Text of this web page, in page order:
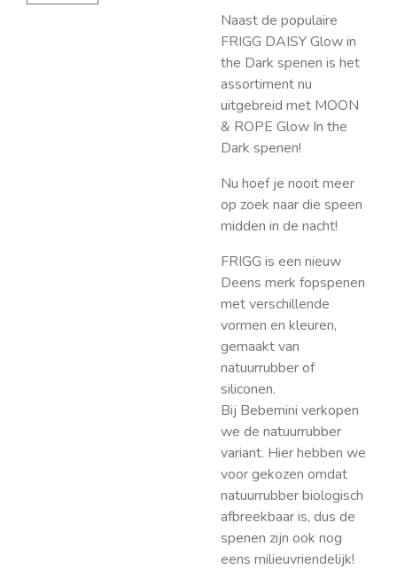
Naast de populaire
FRIGG DAISY Glow in
the Dark spenen is het
assortiment nu
uitgebreid met MOON
& ROPE Glow In the
Dark spenen!
Nu hoef je nooit meer
op zoek naar die speen
midden in de nacht!
FRIGG is een nieuw
Deens merk fopspenen
met verschillende
vormen en kleuren,
gemaakt van
natuurrubber of
siliconen.
Bij Bebemini verkopen
we de natuurrubber
variant. Hier hebben we
voor gekozen omdat
natuurrubber biologisch
afbreekbaar is, dus de
spenen zijn ook nog
eens milieuvriendelijk!